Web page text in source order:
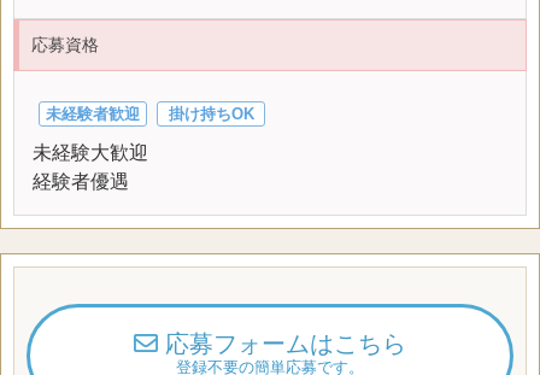
応募資格
未経験者歓迎 掛け持ちOK
未経験大歓迎
経験者優遇
応募フォームはこちら
登録不要の簡単応募です。